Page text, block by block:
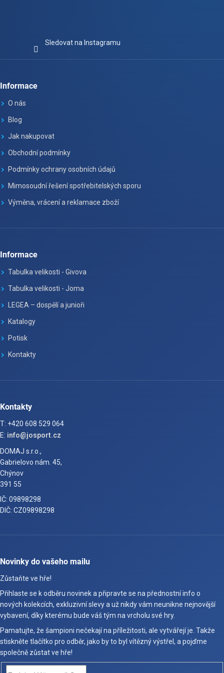
Sledovat na Instagramu
Informace
O nás
Blog
Jak nakupovat
Obchodní podmínky
Podmínky ochrany osobních údajů
Mimosoudní řešení spotřebitelských sporu
Výměna, vrácení a reklamace zboží
Informace
Tabulka velikosti - Givova
Tabulka velikosti - Joma
LEGEA – dospělí a junioři
Katalogy
Potisk
Kontakty
Kontakty
T: +420 608 529 064
E: info@josport.cz
DOMAJ s.r.o.,
Gabrielovo nám. 45,
Chýnov
391 55
IČ: 09898298
DIČ: CZ09898298
Novinky do vašeho mailu
Zůstaňte ve hře!
Přihlaste se k odběru novinek a připravte se na přednostní info o
nových kolekcích, exkluzivní slevy a už nikdy vám neunikne nejnovější
vybavení, díky kterému bude váš tým na vrcholu své hry.
Pamatujte, že šampioni nečekají na příležitosti, ale vytvářejí je. Takže
stiskněte tlačítko pro odběr, jako by to byl vítězný výstřel, a pojďme
společně zůstat ve hře!